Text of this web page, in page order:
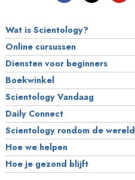
Wat is Scientology?
Online cursussen
Diensten voor beginners
Boekwinkel
Scientology Vandaag
Daily Connect
Scientology rondom de wereld
Hoe we helpen
Hoe je gezond blijft